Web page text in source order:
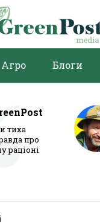
Агро Блоги
тиха
про
раціоні